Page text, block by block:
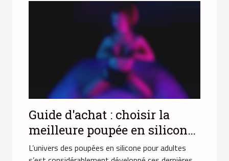
Guide d'achat : choisir la
meilleure poupée en silicone
pour adultes
L’univers des poupées en silicone pour adultes